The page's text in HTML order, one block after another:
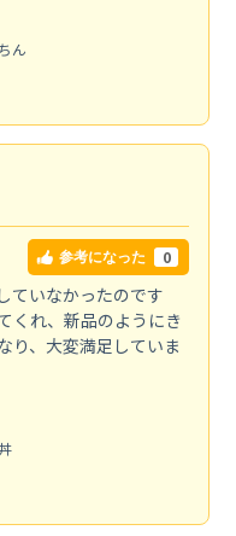
ん
参考になった 0
ていなかったのです
くれ、新品のようにき
り、大変満足していま